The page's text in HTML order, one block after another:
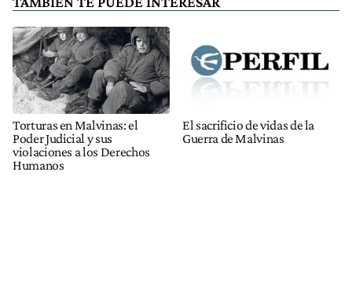
Torturas en Malvinas: el
Poder Judicial y sus
violaciones a los Derechos
Humanos
El sacrificio de vidas de la
Guerra de Malvinas